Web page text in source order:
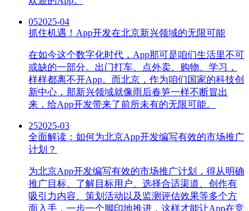
052025-04
抓住机遇！App开发在北京新兴领域的无限可能
在如今这个数字化时代，App那可是咱们生活里不可
或缺的一部分。出门打车、点外卖、购物、学习，
样样都离不开App。而北京，作为咱们国家的科技创
新中心，那新兴领域就像雨后春笋一样不断冒出
来，给App开发带来了前所未有的无限可能。
252025-03
全面解读：如何为北京App开发编写有效的市场推广
计划？
为北京App开发编写有效的市场推广计划，得从明确
推广目标、了解目标用户、选择合适渠道、创作有
吸引力内容、策划活动以及监测评估效果等多个方
面入手，一步一个脚印地推进，这样才能让App在竞